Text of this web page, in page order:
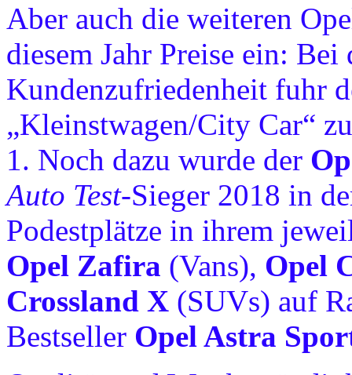
Aber auch die weiteren
diesem Jahr Preise ein:
Kundenzufriedenheit fuhr
„Kleinstwagen/City Car“
1. Noch dazu wurde der
Auto Test-Sieger 2018 in
Podestplätze in ihrem
Opel Zafira (Vans), Opel
Crossland X (SUVs) auf
Bestseller Opel Astra